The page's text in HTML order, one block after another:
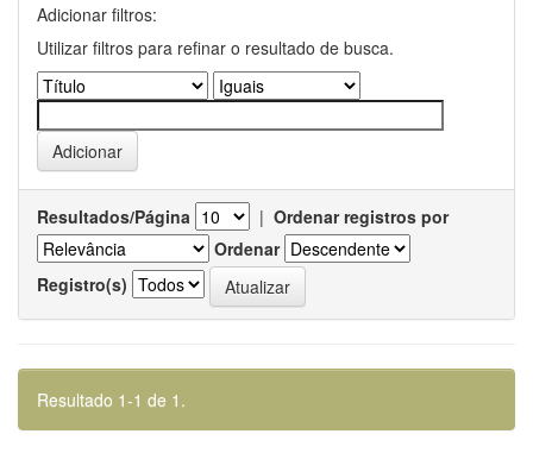
Adicionar filtros:
Utilizar filtros para refinar o resultado de busca.
Resultados/Página | Ordenar registros por
Ordenar
Registro(s)
Resultado 1-1 de 1.